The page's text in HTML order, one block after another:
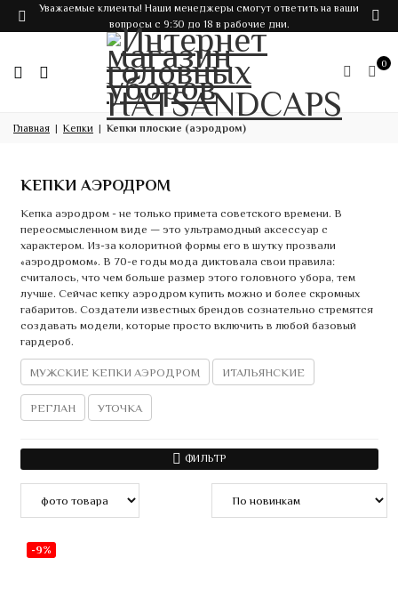
Уважаемые клиенты! Наши менеджеры смогут ответить на ваши
вопросы с 9:30 до 18 в рабочие дни.
0
Главная Кепки Кепки плоские (аэродром)
КЕПКИ АЭРОДРОМ
Кепка аэродром - не только примета советского времени. В
переосмысленном виде — это ультрамодный аксессуар с
характером. Из-за колоритной формы его в шутку прозвали
«аэродромом». В 70-е годы мода диктовала свои правила:
считалось, что чем больше размер этого головного убора, тем
лучше. Сейчас кепку аэродром купить можно и более скромных
габаритов. Создатели известных брендов сознательно стремятся
создавать модели, которые просто включить в любой базовый
гардероб.
МУЖСКИЕ КЕПКИ АЭРОДРОМ ИТАЛЬЯНСКИЕ
РЕГЛАН УТОЧКА
ФИЛЬТР
-9%